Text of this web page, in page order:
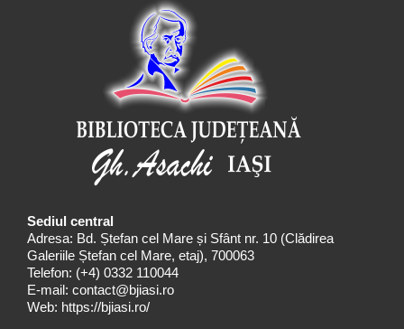
Sediul central
Adresa: Bd. Ștefan cel Mare și Sfânt nr. 10 (Clădirea
Galeriile Ștefan cel Mare, etaj), 700063
Telefon: (+4) 0332 110044
E-mail: contact@bjiasi.ro
Web: https://bjiasi.ro/